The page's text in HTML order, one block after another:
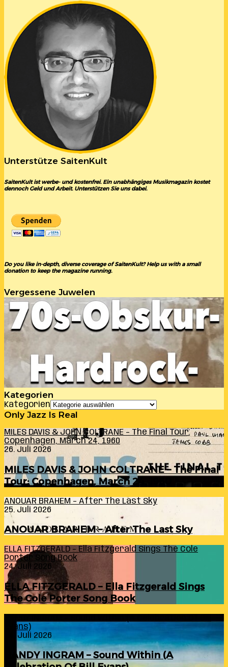
Unterstütze SaitenKult
SaitenKult ist werbe- und kostenfrei. Ein unabhängiges Musikmagazin kostet
dennoch Geld und Arbeit. Unterstützen Sie uns dabei.
Do you like in-depth, diverse coverage of SaitenKult? Help us with a small
donation to keep the magazine running.
Vergessene Juwelen
Kategorien
Kategorien
Only Jazz Is Real
MILES DAVIS & JOHN COLTRANE – The Final Tour:
Copenhagen, March 24, 1960
26. Juli 2026
MILES DAVIS & JOHN COLTRANE – The Final
Tour: Copenhagen, March 24, 1960
ANOUAR BRAHEM – After The Last Sky
25. Juli 2026
ANOUAR BRAHEM – After The Last Sky
ELLA FITZGERALD – Ella Fitzgerald Sings The Cole
Porter Song Book
24. Juli 2026
ELLA FITZGERALD – Ella Fitzgerald Sings
The Cole Porter Song Book
Evans)
24. Juli 2026
RANDY INGRAM – Sound Within (A